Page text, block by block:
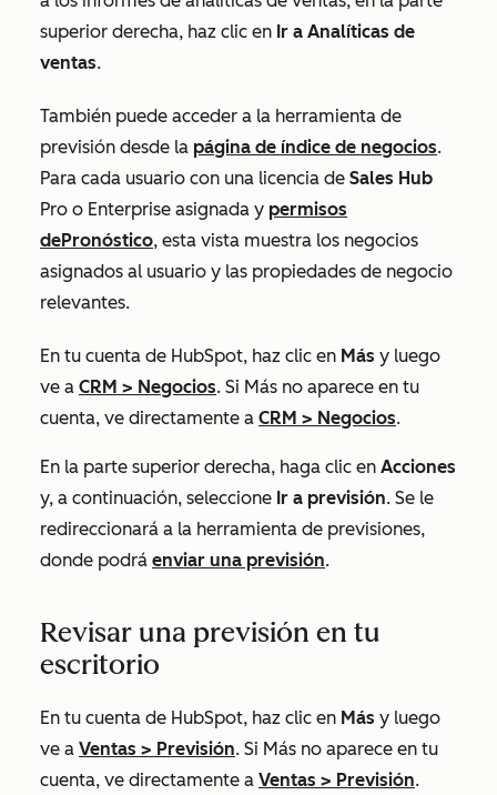
superior derecha, haz clic en Ir a Analíticas de
ventas.
También puede acceder a la herramienta de
previsión desde la página de índice de negocios.
Para cada usuario con una licencia de Sales Hub
Pro o Enterprise asignada y permisos
dePronóstico, esta vista muestra los negocios
asignados al usuario y las propiedades de negocio
relevantes.
En tu cuenta de HubSpot, haz clic en Más y luego
ve a CRM > Negocios. Si Más no aparece en tu
cuenta, ve directamente a CRM > Negocios.
En la parte superior derecha, haga clic en Acciones
y, a continuación, seleccione Ir a previsión. Se le
redireccionará a la herramienta de previsiones,
donde podrá enviar una previsión.
Revisar una previsión en tu
escritorio
En tu cuenta de HubSpot, haz clic en Más y luego
ve a Ventas > Previsión. Si Más no aparece en tu
cuenta, ve directamente a Ventas > Previsión.